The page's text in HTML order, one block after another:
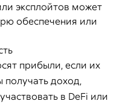
эксплойтов может
обеспечения или
прибыли, если их
получать доход,
в DeFi или